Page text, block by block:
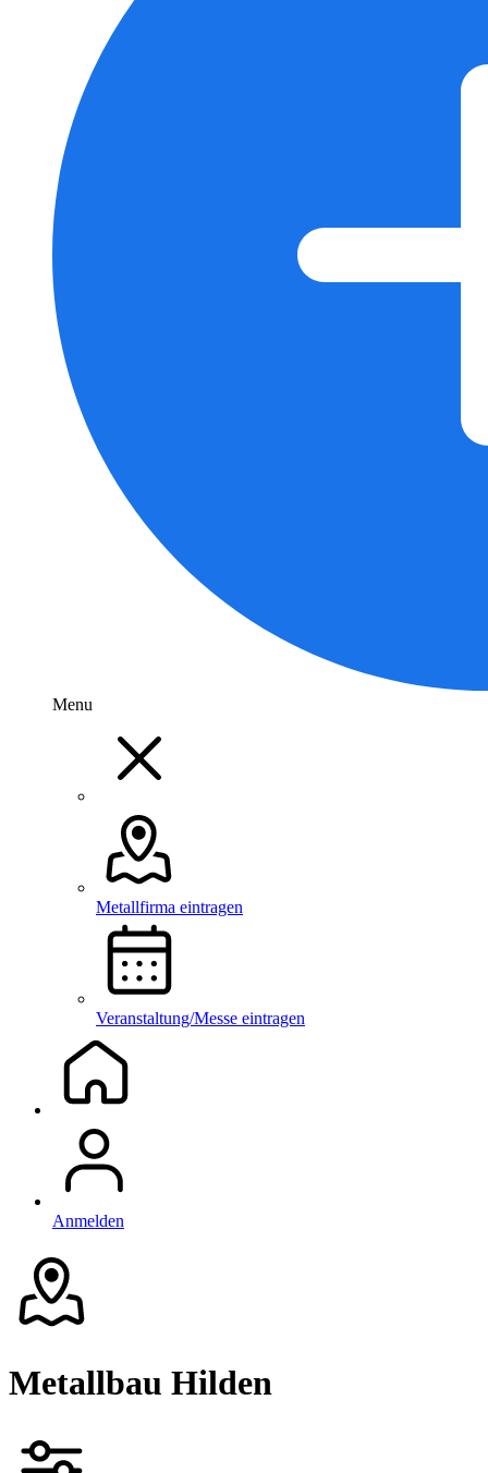
Menu
Metallfirma eintragen
Veranstaltung/Messe eintragen
Anmelden
Metallbau Hilden